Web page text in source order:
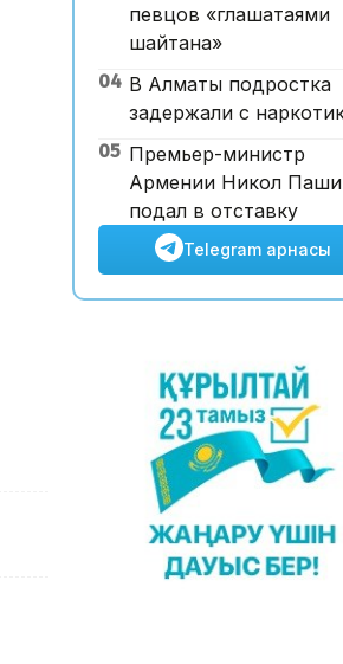
певцов «глашатаями
шайтана»
04 В Алматы подростка
задержали с
05 Премьер-министр
Армении Никол
подал в отставку
Telegram арнасы